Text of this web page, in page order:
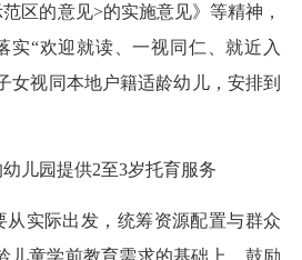
区的意见>的实施意见》等精神，
实“欢迎就读、一视同仁、就近入
女视同本地户籍适龄幼儿，安排到
园提供2至3岁托育服务
实际出发，统筹资源配置与群众